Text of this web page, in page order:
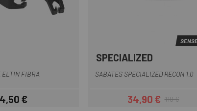
ELTIN FIBRA
Preu
4,50 €
GrocBlauCrema
SPECIALIZED
SABATES SPECIALIZED RECON 1.0
Preu
34,90 €Preu regular
110 €